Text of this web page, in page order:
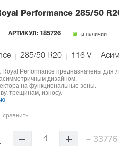
Performance 285/50
АРТИКУЛ: 185726 в наличии
285/50 R20 116 V
Performance предназначены для
дизайном.
на функциональные зоны.
трещинам, износу.
сравнить
4 =